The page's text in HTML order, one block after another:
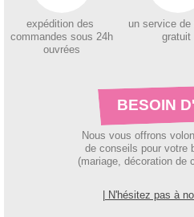
expédition des
commandes sous 24h
ouvrées
un service de
gratuit
BESOIN
Nous vous offrons
de conseils pour votre
(mariage, décoration de
| N'hésitez pas à